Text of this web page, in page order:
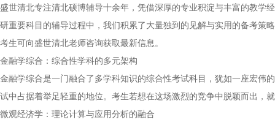
盛世清北专注清北硕博辅导十余年，凭借深厚的专业积淀与丰富的教学
研重要科目的辅导过程中，我们积累了大量独到的见解与实用的备考策
考生可向盛世清北老师咨询获取最新信息。
金融学综合：综合性学科的多元架构
金融学综合是一门融合了多学科知识的综合性考试科目，犹如一座宏伟
试中占据着举足轻重的地位。考生若想在这场激烈的竞争中脱颖而出，
微观经济学：理论计算与应用分析的融合